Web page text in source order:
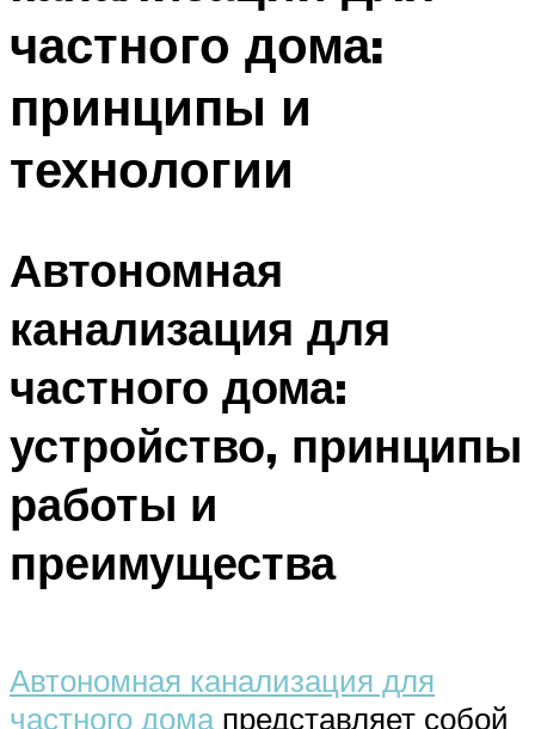
частного дома:
принципы и
технологии
Автономная
канализация для
частного дома:
устройство, принципы
работы и
преимущества
Автономная канализация для
частного домапредставляет собой